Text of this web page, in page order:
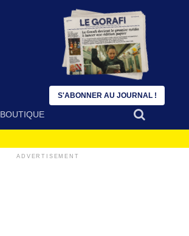
BOUTIQUE
ADVERTISEMENT
S'ABONNER AU JOURNAL !